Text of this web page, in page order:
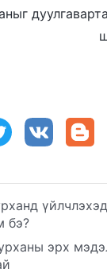
бэ?
эрх